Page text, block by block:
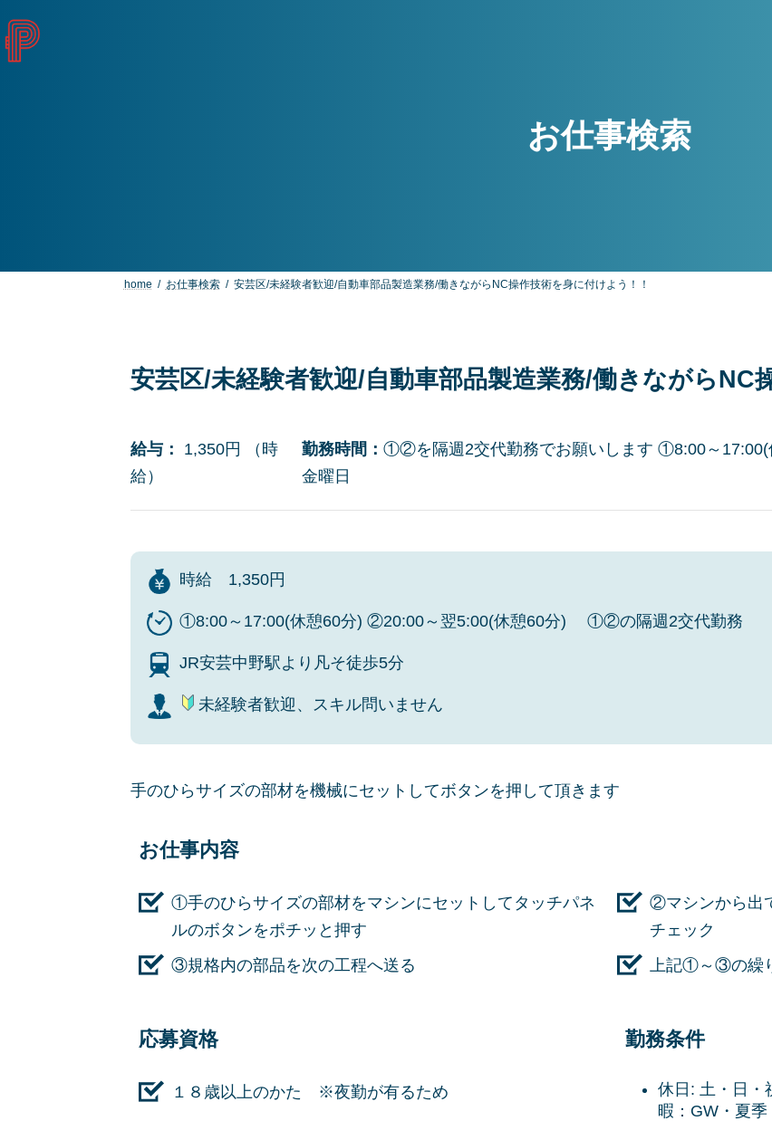
ン
テ
ビ
ゲ
お仕事検索
home お仕事検索 安芸区/未経験者歓迎/自動車部品製造業務/働きながらNC操作技術を身に付けよう！！
安芸区/未経験者歓迎/自動車部品製造業務/働きながらNC
給与：
1,350円 （時
給）
勤務時間： ①②を隔週2交代勤務でお願いします ①8:00～17:00(
金曜日
時給 1,350円
①8:00～17:00(休憩60分) ②20:00～翌5:00(休憩60分) ①②の隔週2交代勤務
JR安芸中野駅より凡そ徒歩5分
未経験者歓迎、スキル問いません
手のひらサイズの部材を機械にセットしてボタンを押して頂きます
お仕事内容
①手のひらサイズの部材をマシンにセットしてタッチパネ
ルのボタンをポチッと押す
②マシンから出
チェック
③規格内の部品を次の工程へ送る
上記①～③の繰
応募資格
１８歳以上のかた ※夜勤が有るため
勤務条件
休日: 土・日・
暇：GW・夏